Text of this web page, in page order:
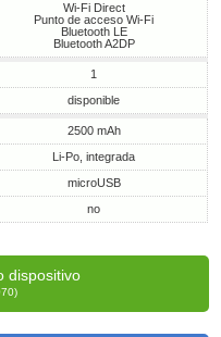
Wi-Fi Direct
Punto de acceso Wi-Fi
Bluetooth LE
Bluetooth A2DP
1
disponible
2500 mAh
Li-Po, integrada
microUSB
no
dispositivo